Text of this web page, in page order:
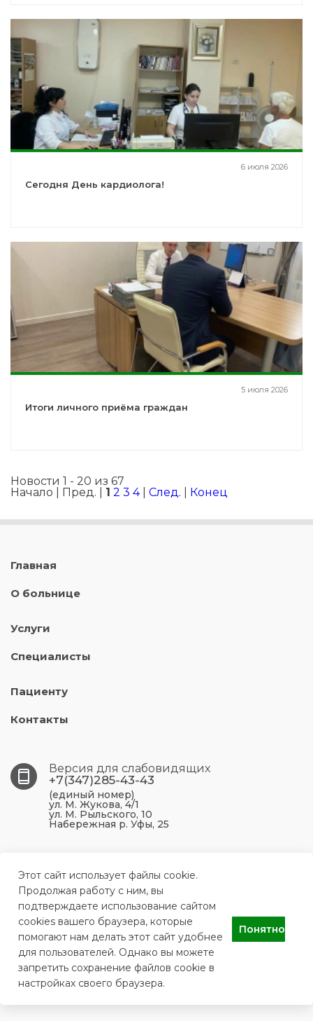
6 июля 2026
Сегодня День кардиолога!
5 июля 2026
Итоги личного приёма граждан
Новости 1 - 20 из 67
Начало | Пред. | 1 2 3 4| След. Конец
Главная
О больнице
Услуги
Специалисты
Пациенту
Контакты
Версия для слабовидящих
+7(347)285-43-43
(единый номер)
ул. М. Жукова, 4/1
ул. М. Рыльского, 10
Набережная р. Уфы, 25
Жукова, 4/1
ufa.p43@doctorrb.ru
ГБУЗ РБ Поликлиника №43 г. Уфа
Этот сайт использует файлы cookie.
Продолжая работу с ним, вы
подтверждаете использование сайтом
cookies вашего браузера, которые
помогают нам делать этот сайт удобнее
для пользователей. Однако вы можете
запретить сохранение файлов cookie в
настройках своего браузера.
Понятно